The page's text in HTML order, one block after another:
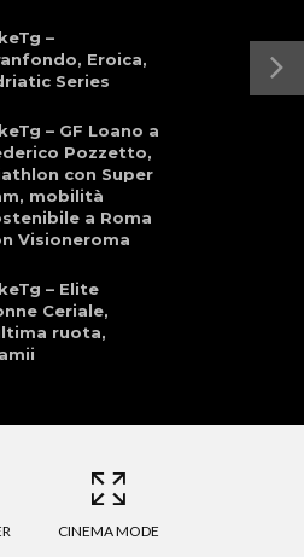
–
Eroica,
Series
– GF Loano a
Pozzetto,
con Super
mobilità
a Roma
Visioneroma
– Elite
Ceriale,
ruota,
CINEMA MODE